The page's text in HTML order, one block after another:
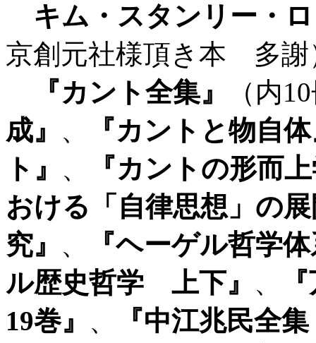
キム・スタンリー・
京創元社様頂き本 多謝
『カント全集』
（内
成』 、
『カントと物自
ト』 、
『カントの形而
おける「自律思想」の
究』 、
『ヘーゲル哲学
ル歴史哲学 上下』 、
19巻』 、
『中江兆民全